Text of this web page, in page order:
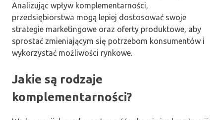
Analizując wpływ komplementarności,
przedsiębiorstwa mogą lepiej dostosować swoje
strategie marketingowe oraz oferty produktowe, aby
sprostać zmieniającym się potrzebom konsumentów i
wykorzystać możliwości rynkowe.
Jakie są rodzaje
komplementarności?